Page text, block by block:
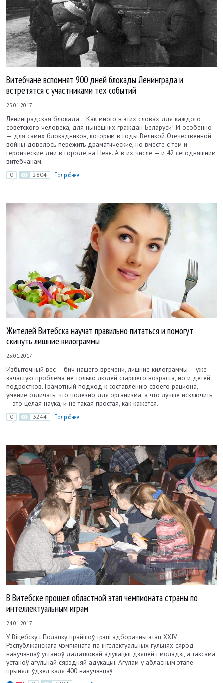
Витебчане вспомнят 900 дней блокады Ленинграда и
встретятся с участниками тех событий
25.01.2017
Ленинградская блокада… Как много в этих словах для каждого
советского человека, для нынешних граждан Беларуси! И особенно
— для самих блокадников, которым в годы Великой Отечественной
войны до­велось пережить драматические, но вместе с тем и
героические дни в городе на Неве. А в их числе — и 42 сегодняшним
витебчанам.
0 2804 Подробнее
Жителей Витебска научат правильно питаться и помогут
скинуть лишние килограммы
25.01.2017
Избыточный вес – бич нашего времени, лишние килограммы – уже
зачастую проблема не только людей старшего возраста, но и детей,
подростков. Грамотный подход к составлению своего рациона,
умение отличать, что полезно для организма, а что лучше исключить
– это целая наука, и не такая простая, как кажется.
0 3244 Подробнее
В Витебске прошел областной этап чемпионата страны по
интеллектуальным играм
24.01.2017
У Віцебску і Полацку прайшоў трэці адборачны этап XXIV
Рэспубліканскага чэмпіяната па інтэлектуальных гульнях сярод
навучэнцаў устаноў дадатковай адукацыі дзяцей і моладзі, а таксама
устаноў агульнай сярэдняй адукацыі. Агулам у абласным этапе
прынялі ўдзел каля 400 навучэнцаў.